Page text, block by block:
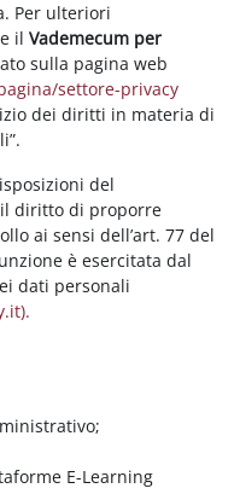
Per ulteriori
ilVademecum per
sulla pagina web
settore-privacy
dei diritti in materia di
del
il diritto di proporre
ai sensi dell’art. 77 del
è esercitata dal
dati personali
E-Learning